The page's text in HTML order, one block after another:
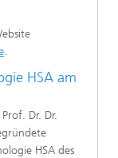
.
HSA am
Dr. Dr.
HSA des